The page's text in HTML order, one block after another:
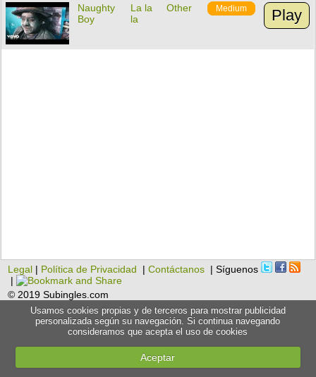
Naughty
Boy
La la
la
Other Medium Play
Legal | Política de Privacidad |Contáctanos | Síguenos
|
© 2019 Subingles.com
Usamos cookies propias y de terceros para mostrar publicidad
personalizada según su navegación. Si continua navegando
consideramos que acepta el uso de cookies
Aceptar